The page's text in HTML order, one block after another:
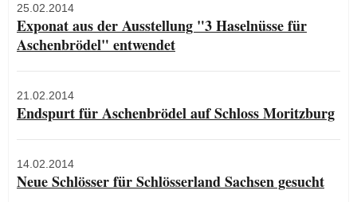
25.02.2014
Exponat aus der Ausstellung "3 Haselnüsse für
Aschenbrödel" entwendet
21.02.2014
Endspurt für Aschenbrödel auf Schloss Moritzburg
14.02.2014
Neue Schlösser für Schlösserland Sachsen gesucht